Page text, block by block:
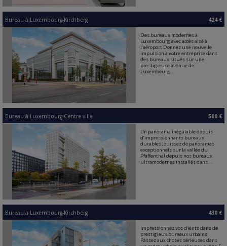
Bureau à Luxembourg-Kirchberg 424 €
Des bureaux modernes à
Luxembourg avec accès aisé à
l‘aéroport Donnez une nouvelle
impulsion à votre entreprise dans
des bureaux situés sur une
prestigieuse avenue de
Luxembourg...
Bureau à Luxembourg-Centre ville 500 €
Un panorama inégalable depuis
d‘impressionnants bureaux
durables Jouissez de panoramas
exceptionnels sur la vallée du
Pfaffenthal depuis nos bureaux
ultramodernes installés dans...
Bureau à Luxembourg-Kirchberg 430 €
Impressionnez vos clients dans de
prestigieux bureaux urbains
Passez aux choses sérieuses dans